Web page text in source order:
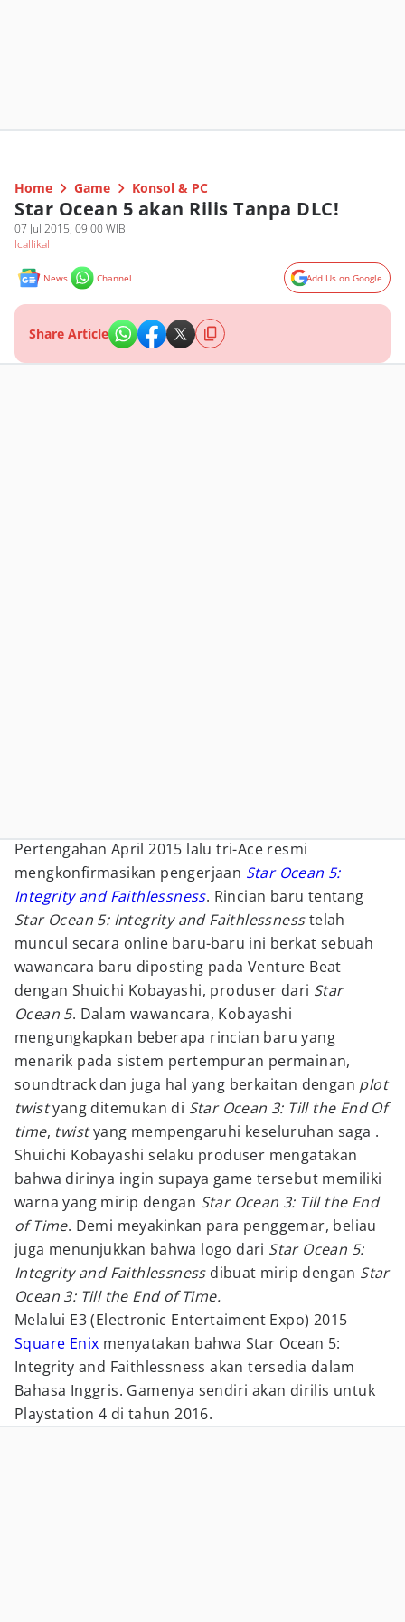
Home Game Konsol & PC
Star Ocean 5 akan Rilis Tanpa DLC!
07 Jul 2015, 09:00 WIB
Icallikal
News Channel Add Us on Google
Share Article
Pertengahan April 2015 lalu tri-Ace resmi
mengkonfirmasikan pengerjaan Star Ocean 5:
Integrity and Faithlessness. Rincian baru tentang
Star Ocean 5: Integrity and Faithlessnesstelah
muncul secara online baru-baru ini berkat sebuah
wawancara baru diposting pada Venture Beat
dengan Shuichi Kobayashi, produser dari Star
Ocean 5. Dalam wawancara, Kobayashi
mengungkapkan beberapa rincian baru yang
menarik pada sistem pertempuran permainan,
soundtrack dan juga hal yang berkaitan dengan plot
twistyang ditemukan di Star Ocean 3: Till the End Of
time, twistyang mempengaruhi keseluruhan saga .
Shuichi Kobayashi selaku produser mengatakan
bahwa dirinya ingin supaya game tersebut memiliki
warna yang mirip dengan Star Ocean 3: Till the End
of Time. Demi meyakinkan para penggemar, beliau
juga menunjukkan bahwa logo dari Star Ocean 5:
Integrity and Faithlessnessdibuat mirip dengan Star
Ocean 3: Till the End of Time.
Melalui E3 (Electronic Entertaiment Expo) 2015
Square Enix menyatakan bahwa Star Ocean 5:
Integrity and Faithlessness akan tersedia dalam
Bahasa Inggris. Gamenya sendiri akan dirilis untuk
Playstation 4 di tahun 2016.